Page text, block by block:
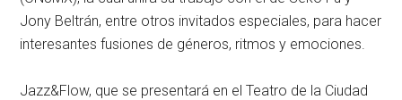
Jony Beltrán, entre otros invitados especiales, para hacer
interesantes fusiones de géneros, ritmos y emociones.
Jazz&Flow, que se presentará en el Teatro de la Ciudad